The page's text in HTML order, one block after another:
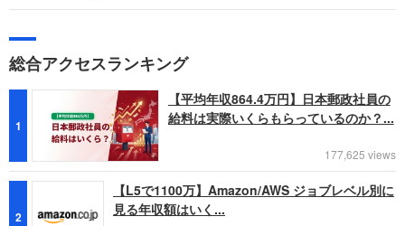
総合アクセスランキング
1
【平均年収864.4万円】日本郵政社員の
給料は実際いくらもらっているのか？...
177,625 views
2
【L5で1100万】Amazon/AWS ジョブレベル別に
見る年収額はいく...